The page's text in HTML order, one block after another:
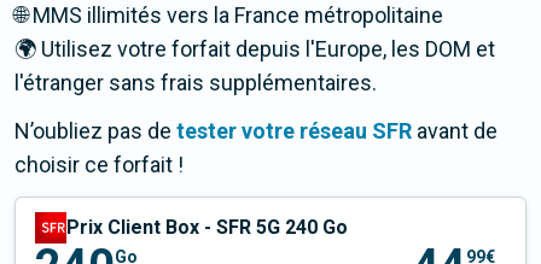
🌐 MMS illimités vers la France métropolitaine
🌍 Utilisez votre forfait depuis l'Europe, les DOM et
l'étranger sans frais supplémentaires.
N’oubliez pas de tester votre réseau SFR avant de
choisir ce forfait !
Prix Client Box - SFR 5G 240 Go
Go 99€